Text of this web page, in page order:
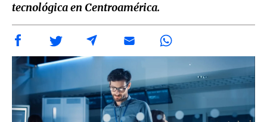
tecnológica en Centroamérica.